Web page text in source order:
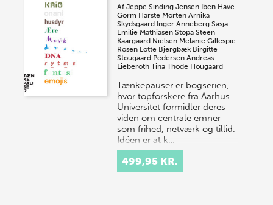
AfJeppe Sinding Jensen Iben Have
Gorm Harste Morten Arnika
Skydsgaard Inger Anneberg Sasja
Emilie Mathiasen Stopa Steen
Kaargaard Nielsen Melanie Gillespie
Rosen Lotte Bjergbæk Birgitte
Stougaard Pedersen Andreas
Lieberoth Tina Thode Hougaard
Tænkepauser er bogserien,
hvor topforskere fra Aarhus
Universitet formidler deres
viden om centrale emner
som frihed, netværk og tillid.
Idéen er at k…
499,95 KR.